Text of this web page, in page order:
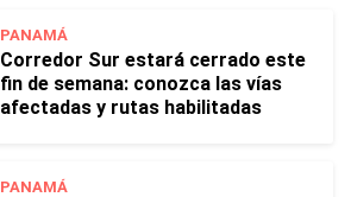
PANAMÁ
Corredor Sur estará cerrado este
fin de semana: conozca las vías
afectadas y rutas habilitadas
PANAMÁ